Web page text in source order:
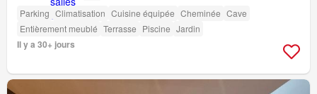
Parking Climatisation Cuisine équipée Cheminée Cave
Entièrement meublé Terrasse Piscine Jardin
Il y a 30+ jours